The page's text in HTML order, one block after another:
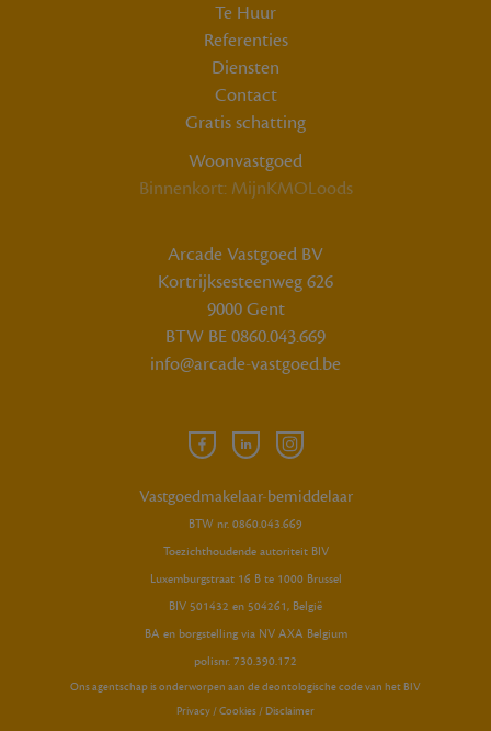
GRATIS SCHATTING
Te Huur
Referenties
Diensten
Contact
Gratis schatting
Woonvastgoed
Binnenkort: MijnKMOLoods
Arcade Vastgoed BV
Kortrijksesteenweg 626
9000 Gent
BTW BE 0860.043.669
info@arcade-vastgoed.be
Facebook
Vastgoed
Linkedin
Vastgoed
Instagram
Vastgoed
Vastgoedmakelaar-bemiddelaar
BTW nr. 0860.043.669
Toezichthoudende autoriteit BIV
Luxemburgstraat 16 B te 1000 Brussel
BIV 501432 en 504261, België
BA en borgstelling via NV AXA Belgium
polisnr. 730.390.172
Ons agentschap is onderworpen aan de deontologische code van het BIV
Privacy /Cookies / Disclaimer